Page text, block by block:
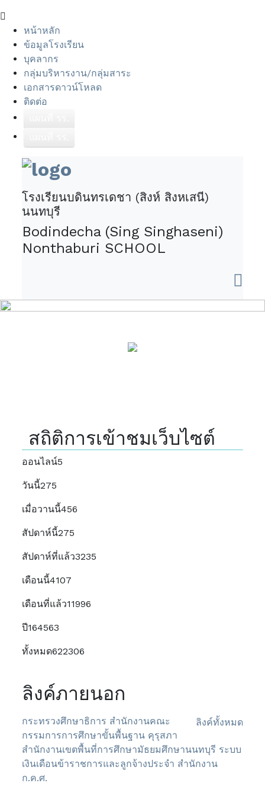
หน้าหลัก
ข้อมูลโรงเรียน
บุคลากร
กลุ่มบริหารงาน/กลุ่มสาระ
เอกสารดาวน์โหลด
ติดต่อ
โรงเรียนบดินทรเดชา (สิงห์ สิงหเสนี)
นนทบุรี
Bodindecha (Sing Singhaseni)
Nonthaburi SCHOOL
สถิติการเข้าชมเว็บไซต์
ออนไลน์5
วันนี้275
เมื่อวานนี้456
สัปดาห์นี้275
สัปดาห์ที่แล้ว3235
เดือนนี้4107
เดือนที่แล้ว11996
ปี164563
ทั้งหมด622306
ลิงค์ภายนอก
ลิงค์ทั้งหมด
กระทรวงศึกษาธิการ สำนักงานคณะ
กรรมการการศึกษาขั้นพื้นฐาน คุรุสภา
สำนักงานเขตพื้นที่การศึกษามัธยมศึกษานนทบุรี ระบบ
เงินเดือนข้าราชการและลูกจ้างประจำ สำนักงาน
ก.ค.ศ.